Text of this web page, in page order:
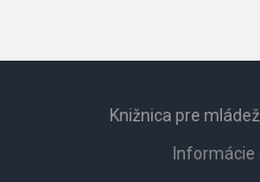
Knižnica pre